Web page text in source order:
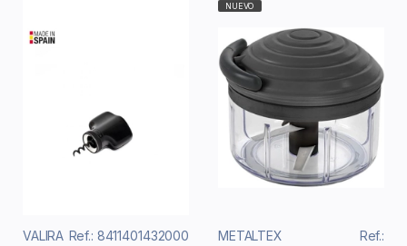
VALIRA Ref.: 8411401432000
NUEVO
METALTEX
Ref.: